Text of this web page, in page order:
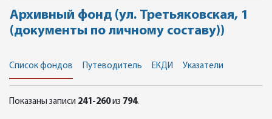
Архивный фонд (ул. Третьяковская, 1
(документы по личному составу))
Список фондов Путеводитель ЕКДИ Указатели
Показаны записи 241-260из 794.